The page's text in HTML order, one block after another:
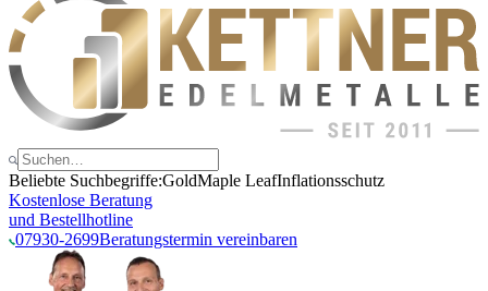
Beliebte Suchbegriffe:GoldMaple LeafInflationsschutz
Kostenlose Beratung
und Bestellhotline
07930-2699Beratungstermin vereinbaren